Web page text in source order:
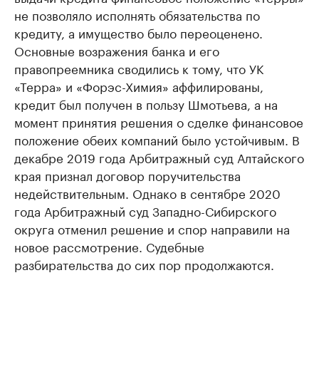
не позволяло исполнять обязательства по
кредиту, а имущество было переоценено.
Основные возражения банка и его
правопреемника сводились к тому, что УК
«Терра» и «Форэс-Химия» аффилированы,
кредит был получен в пользу Шмотьева, а на
момент принятия решения о сделке финансовое
положение обеих компаний было устойчивым. В
декабре 2019 года Арбитражный суд Алтайского
края признал договор поручительства
недействительным. Однако в сентябре 2020
года Арбитражный суд Западно-Сибирского
округа отменил решение и спор направили на
новое рассмотрение. Судебные
разбирательства до сих пор продолжаются.